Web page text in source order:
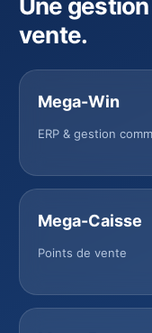
vente.
Mega-Win
ERP & gestion
Mega-Caisse
Points de vente